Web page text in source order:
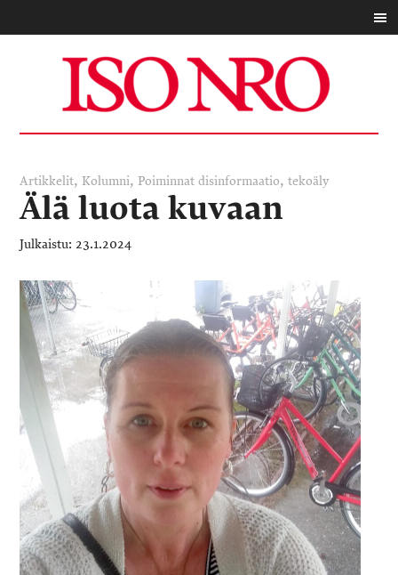
Artikkelit, Kolumni, Poiminnat disinformaatio,tekoäly
Älä luota kuvaan
23.1.2024